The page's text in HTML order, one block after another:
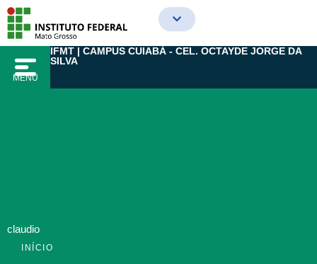
para
conteúdo
MENU
IFMT | CAMPUS CUIABÁ - CEL. OCTAYDE JORGE DA
SILVA
claudio
INÍCIO